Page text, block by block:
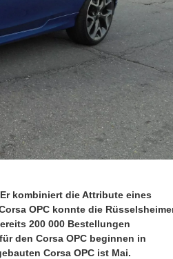
kombiniert die Attribute eines
OPC konnte die
200 000 Bestellungen
den Corsa OPC beginnen in
Corsa OPC ist Mai.